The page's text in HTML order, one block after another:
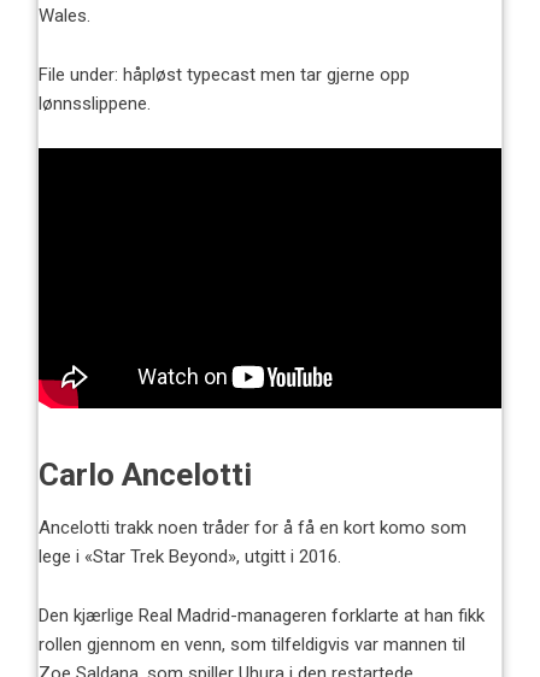
Wales.
File under: håpløst typecast men tar gjerne opp
lønnsslippene.
Carlo Ancelotti
Ancelotti trakk noen tråder for å få en kort komo som
lege i «Star Trek Beyond», utgitt i 2016.
Den kjærlige Real Madrid-manageren forklarte at han fikk
rollen gjennom en venn, som tilfeldigvis var mannen til